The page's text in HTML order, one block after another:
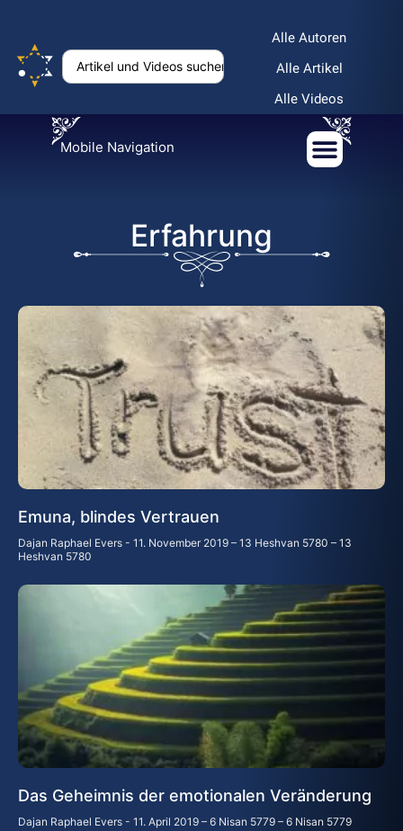
Alle Autoren
Alle Artikel
Alle Videos
Mobile Navigation
Erfahrung
Emuna, blindes Vertrauen
Dajan Raphael Evers
11. November 2019 – 13 Heshvan 5780 – 13
Heshvan 5780
Das Geheimnis der emotionalen Veränderung
Dajan Raphael Evers 11. April 2019 – 6 Nisan 5779 – 6 Nisan 5779